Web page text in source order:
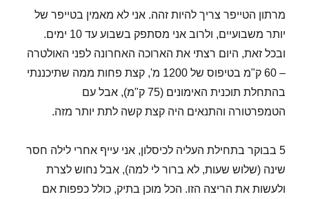
מרתון הטייפר צריך להיות זהה. אני לא מאמין בטייפר של
יותר משבועיים, ולרוב אני מסתפק בשבוע עד 10 ימים.
ובכל זאת, היום רצתי את הארוכה האחרונה לפני האולטרה
– 60 ק"מ בטיפוס של 1200 מ', קצת פחות ממה שתיכננתי
בהתחלת תוכנית האימונים (75 ק"מ), אבל עם
הטמפרטורה והתנאים היה קצת קשה לתת יותר מזה.
5 בבוקר בתחילת העליה לכיסלון, אני עייף אחרי לילה חסר
שינה (שלוש שעות, לא ברור לי למה), אבל נחוש לצרת
ולעשות את הריצה הזו. הכל מוכן בתיק, כולל כפפות אם